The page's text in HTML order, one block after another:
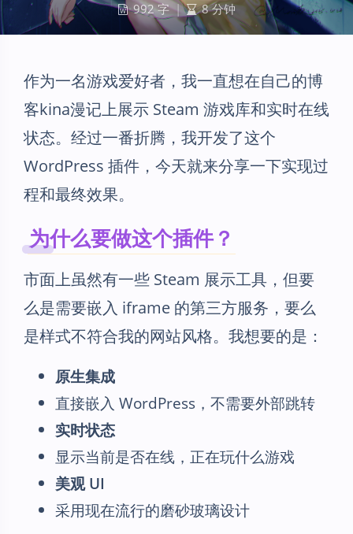
992 字 | 8 分钟
作为一名游戏爱好者，我一直想在自己的博
客kina漫记上展示 Steam 游戏库和实时在线
状态。经过一番折腾，我开发了这个
WordPress 插件，今天就来分享一下实现过
程和最终效果。
为什么要做这个插件？
市面上虽然有一些 Steam 展示工具，但要
么是需要嵌入 iframe 的第三方服务，要么
是样式不符合我的网站风格。我想要的是：
原生集成
直接嵌入 WordPress，不需要外部跳转
实时状态
显示当前是否在线，正在玩什么游戏
美观 UI
采用现在流行的磨砂玻璃设计